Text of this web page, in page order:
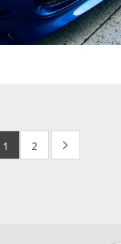
1 2 >